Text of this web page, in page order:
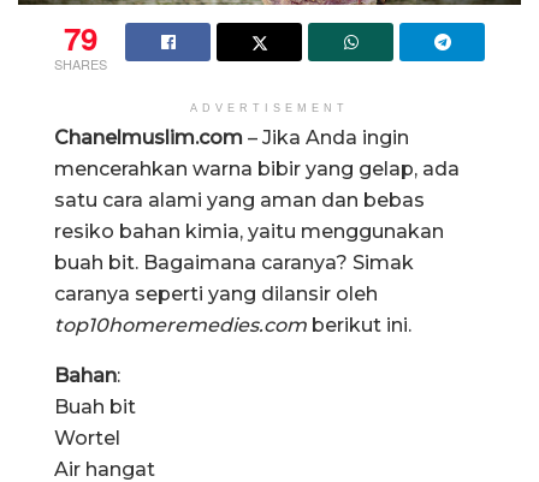
79
SHARES
ADVERTISEMENT
Chanelmuslim.com – Jika Anda ingin
mencerahkan warna bibir yang gelap, ada
satu cara alami yang aman dan bebas
resiko bahan kimia, yaitu menggunakan
buah bit. Bagaimana caranya? Simak
caranya seperti yang dilansir oleh
top10homeremedies.com berikut ini.
Bahan:
Buah bit
Wortel
Air hangat